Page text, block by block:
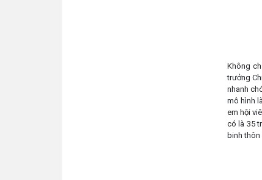
Không
trưởng
nhanh
mô hình
em hội
có là 35
binh